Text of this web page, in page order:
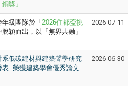
獎」
級團隊於「2026住都盃挑
脫穎而出，以「無界共融」
2026-07-11
系低碳建材與建築聲學研究
表 榮獲建築學會優秀論文
2026-06-30